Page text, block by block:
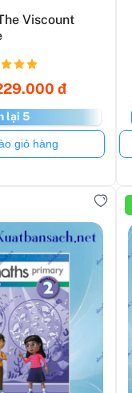
Viscount
đ
lại 5
hàng
giỏ hàng